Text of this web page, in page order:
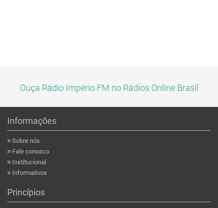
Ouça Rádio Império FM no Rádios Online Brasil
Informações
Sobre nós
Fale conosco
Institucional
Informativos
Princípios